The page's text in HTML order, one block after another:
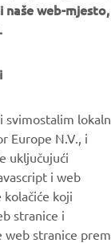
vozila
web-mjesto,
svimostalim
Europe N.V., i
uključujući
i web
koji
stranice i
stranice